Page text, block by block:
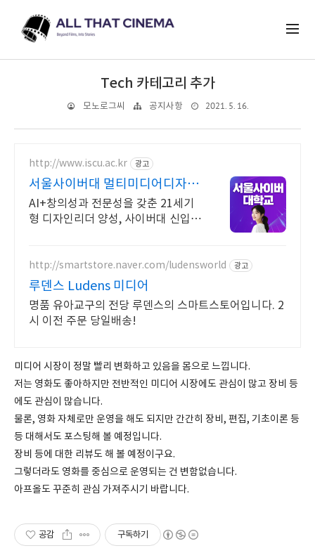
Tech 카테고리 추가
모노로그씨 공지사항 2021. 5. 16.
http://www.iscu.ac.kr 광고
서울사이버대 멀티미디어디자인
2026 가을학기 신편입생
AI+창의성과 전문성을 갖춘 21세기
형 디자인리더 양성, 사이버대 신입생
http://smartstore.naver.com/ludensworld 광고
루덴스 Ludens 미디어
명품 유아교구의 전당 루덴스의 스마트스토어입니다. 2
시 이전 주문 당일배송!
미디어 시장이 정말 빨리 변화하고 있음을 몸으로 느낍니다.
저는 영화도 좋아하지만 전반적인 미디어 시장에도 관심이 많고 장비 등
에도 관심이 많습니다.
물론, 영화 자체로만 운영을 해도 되지만 간간히 장비, 편집, 기초이론 등
등 대해서도 포스팅해 볼 예정입니다.
장비 등에 대한 리뷰도 해 볼 예정이구요.
그렇더라도 영화를 중심으로 운영되는 건 변함없습니다.
아프올도 꾸준히 관심 가져주시기 바랍니다.
공감 구독하기